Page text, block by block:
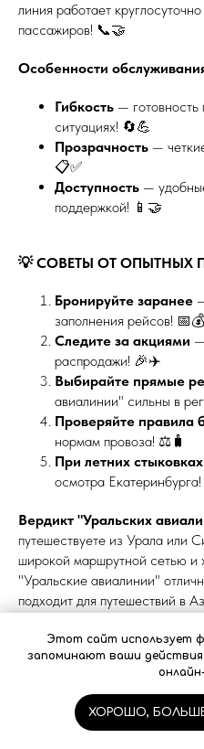
линия работает
пассажиров! 📞🤝
Особенности
Гибкость — готовность
ситуациях! 🔄💪
Прозрачность —
📋✅
Доступность —
поддержкой! 📱🤝
💡 СОВЕТЫ ОТ ОПЫТНЫХ
Бронируйте заранее
заполнения рейсов! 📅💰
Следите за акциями
распродажи! 🎉✈️
Выбирайте прямые
авиалинии" сильны в
Проверяйте правила
нормам провоза! ⚖️🧳
При летних стыковках
осмотра
Вердикт "Уральских
путешествуете из Урала или
широкой маршрутной сетью
"Уральские авиалинии"
подходит для путешествий в
🛫 6. UTair —
📜 БОГАТАЯ ИСТОРИЯ
Этот сайт использует
запоминают ваши действия
ХОРОШО,